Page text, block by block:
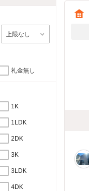
礼金無し
1K
1LDK
2DK
3K
3LDK
4DK